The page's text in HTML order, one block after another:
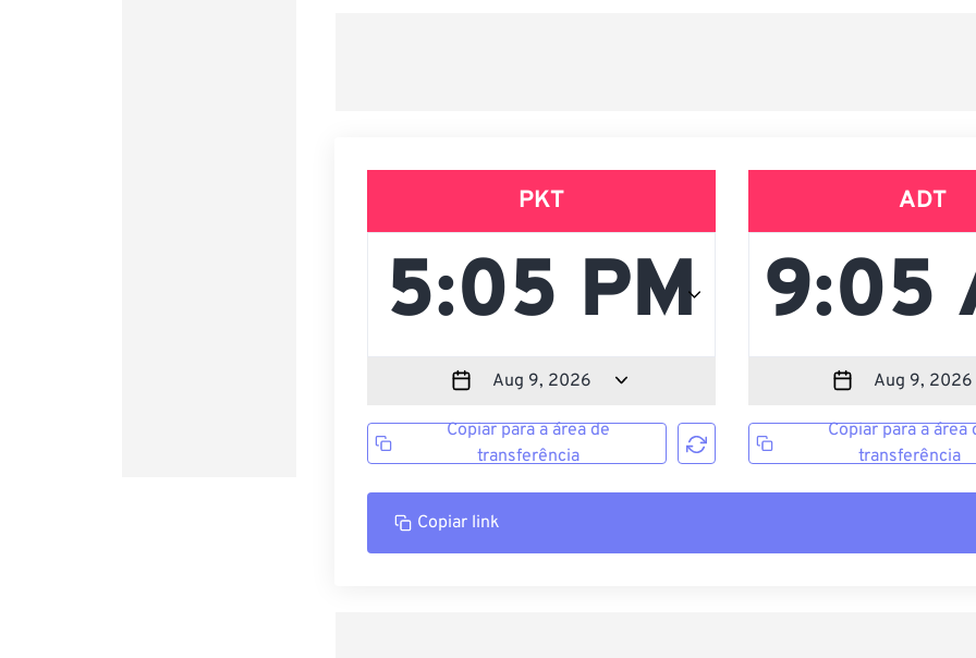
PKT
Copiar para a área de
transferência
ADT
Copiar para a área
transferência
Copiar link